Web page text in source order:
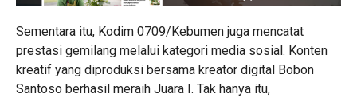
Sementara itu, Kodim 0709/Kebumen juga mencatat
prestasi gemilang melalui kategori media sosial. Konten
kreatif yang diproduksi bersama kreator digital Bobon
Santoso berhasil meraih Juara I. Tak hanya itu,